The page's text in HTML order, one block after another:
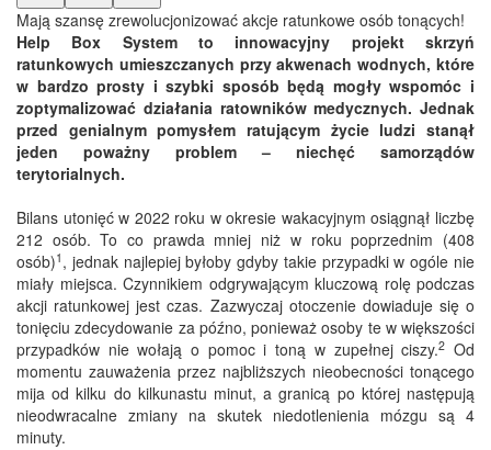
Mają szansę zrewolucjonizować akcje ratunkowe osób tonących!
Help Box System to innowacyjny projekt skrzyń
ratunkowych umieszczanych przy akwenach wodnych, które
w bardzo prosty i szybki sposób będą mogły wspomóc i
zoptymalizować działania ratowników medycznych. Jednak
przed genialnym pomysłem ratującym życie ludzi stanął
jeden poważny problem – niechęć samorządów
terytorialnych.
Bilans utonięć w 2022 roku w okresie wakacyjnym osiągnął liczbę
212 osób. To co prawda mniej niż w roku poprzednim (408
osób)1 , jednak najlepiej byłoby gdyby takie przypadki w ogóle nie
miały miejsca. Czynnikiem odgrywającym kluczową rolę podczas
akcji ratunkowej jest czas. Zazwyczaj otoczenie dowiaduje się o
tonięciu zdecydowanie za późno, ponieważ osoby te w większości
przypadków nie wołają o pomoc i toną w zupełnej ciszy.2 Od
momentu zauważenia przez najbliższych nieobecności tonącego
mija od kilku do kilkunastu minut, a granicą po której następują
nieodwracalne zmiany na skutek niedotlenienia mózgu są 4
minuty.